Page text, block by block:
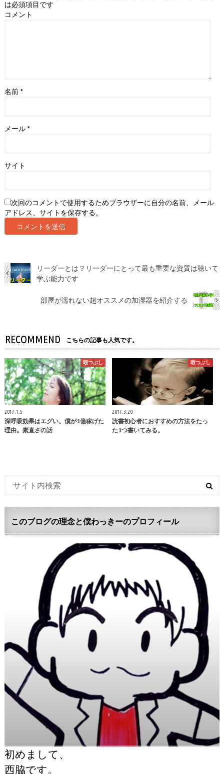
は必須項目です
コメント
名前 *
メール *
サイト
次回のコメントで使用するためブラウザーに自分の名前、メール
アドレス、サイトを保存する。
リーダーとは？リーダーにとって最も重要な資質は聴いて
学ぶ能力です
部屋が濡れない超オススメの加湿器を紹介する
RECOMMEND こちらの記事も人気です。
暇つぶし
2017.1.5
深呼吸効果はエグい。僕が1億稼げた
理由。素直さの話
暇つぶし
2017.3.20
読書初心者におすすめの方法をたっ
た1つ書いてみる。
このブログの理念と僕わっきーのプロフィール
初めまして、
西脇です。